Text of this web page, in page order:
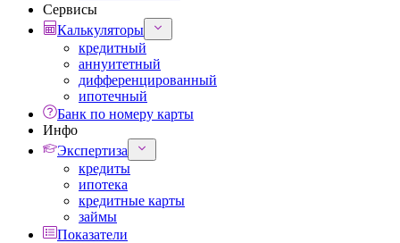
Сервисы
Калькуляторы
кредитный
аннуитетный
дифференцированный
ипотечный
Банк по номеру карты
Инфо
Экспертиза
кредиты
ипотека
кредитные карты
займы
Показатели